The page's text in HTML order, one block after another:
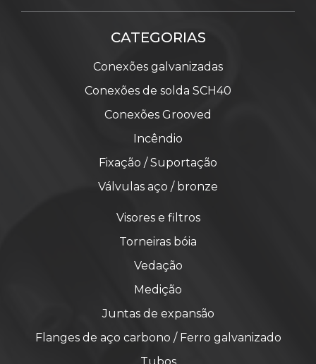
CATEGORIAS
Conexões galvanizadas
Conexões de solda SCH40
Conexões Grooved
Incêndio
Fixação / Suportação
Válvulas aço / bronze
Visores e filtros
Torneiras bóia
Vedação
Medição
Juntas de expansão
Flanges de aço carbono / Ferro galvanizado